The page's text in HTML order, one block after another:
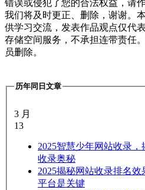
错误或侵犯了您的合法权益，请
我们将及时更正、删除，谢谢。
供学习交流，发表作品观点仅代
存储空间服务，不承担连带责任
员删除。
历年同日文章
3 月
13
2025智慧少年网站收录
收录奥秘
2025揭秘网站收录排名效
平台是关键